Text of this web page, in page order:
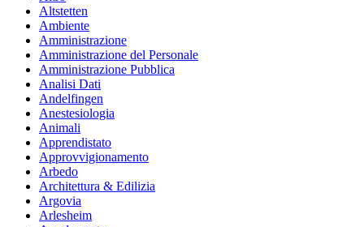
Altstetten
Ambiente
Amministrazione
Amministrazione del Personale
Amministrazione Pubblica
Analisi Dati
Andelfingen
Anestesiologia
Animali
Apprendistato
Approvvigionamento
Arbedo
Architettura & Edilizia
Argovia
Arlesheim